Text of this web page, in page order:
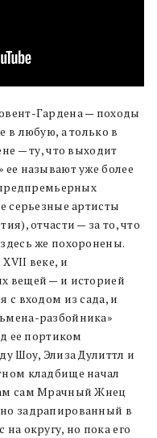
Гардена — походы
в любую, а только в
— ту, что выходит
называют уже более
предпремьерных
серьезные артисты
отчасти — за то, что
же похоронены.
веке, и
вещей — и историей
с входом из сада, и
разбойника»
ее портиком
Шоу, Элиза Дулиттл и
кладбище начал
сам Мрачный Жнец
задрапированный в
округу, но пока его